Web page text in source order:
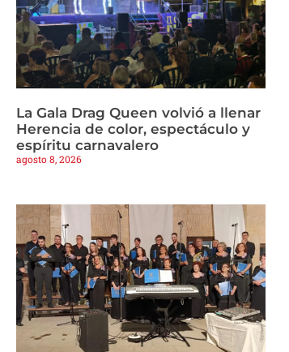
La Gala Drag Queen volvió a llenar
Herencia de color, espectáculo y
espíritu carnavalero
agosto 8, 2026